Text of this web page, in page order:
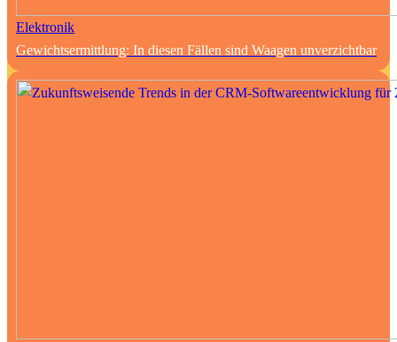
Elektronik
Gewichtsermittlung: In diesen Fällen sind Waagen unverzichtbar